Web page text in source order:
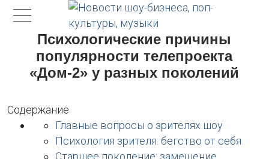
Психологические причины
популярности телепроекта
«Дом-2» у разных поколений
Содержание
Главные вопросы о зрителях шоу
Психология зрителя: бегство от себя
Старшее поколение: замещение